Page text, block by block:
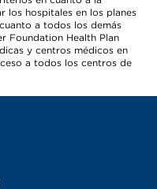
los hospitales en los planes
a todos los demás
Foundation Health Plan
y centros médicos en
a todos los centros de